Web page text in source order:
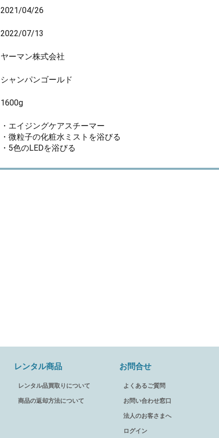
2021/04/26
2022/07/13
ヤーマン株式会社
シャンパンゴールド
1600g
・エイジングケアスチーマー
・微粒子の化粧水ミストを浴びる
・5色のLEDを浴びる
レンタル商品
レンタル品買取りについて
商品の返却方法について
お問合せ
よくあるご質問
お問い合わせ窓口
法人のお客さまへ
ログイン